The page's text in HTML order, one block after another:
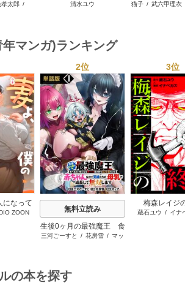
～どぶ
孝太郎 /
清水ユウ
ゲーム知識で
猫子 / 武六甲理衣
マンガ)ランキング
になって
か？ZOON
2位
無料立読み
生後0ヶ月の最強魔王 食
べるだけ強くなるチート
母乳で成長して無双しま
三河ごーすと / 花房雪 / マッ
3位
梅森レイジ
蔵石ユウ / イナ
の本を探す